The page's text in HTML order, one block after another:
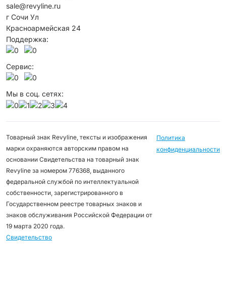
sale@revyline.ru
г Сочи Ул
Красноармейская 24
Поддержка:
Сервис:
Мы в соц. сетях:
Товарный знак Revyline, тексты и изображения
марки охраняются авторским правом на
основании Свидетельства на товарный знак
Revyline за номером 776368, выданного
федеральной службой по интеллектуальной
собственности, зарегистрированного в
Государственном реестре товарных знаков и
знаков обслуживания Российской Федерации от
19 марта 2020 года.
Свидетельство
Политика
конфиденциальности